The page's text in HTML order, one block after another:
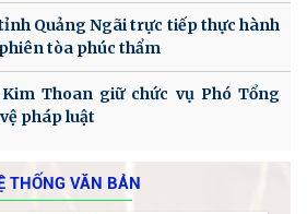
Quảng Ngãi trực tiếp thực hành
tòa phúc thẩm
Thoan giữ chức vụ Phó Tổng
pháp luật
THỐNG VĂN BẢN